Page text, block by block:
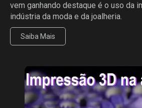
vem ganhando destaque é o uso da
indústria da moda e da joalheria.
Saiba Mais